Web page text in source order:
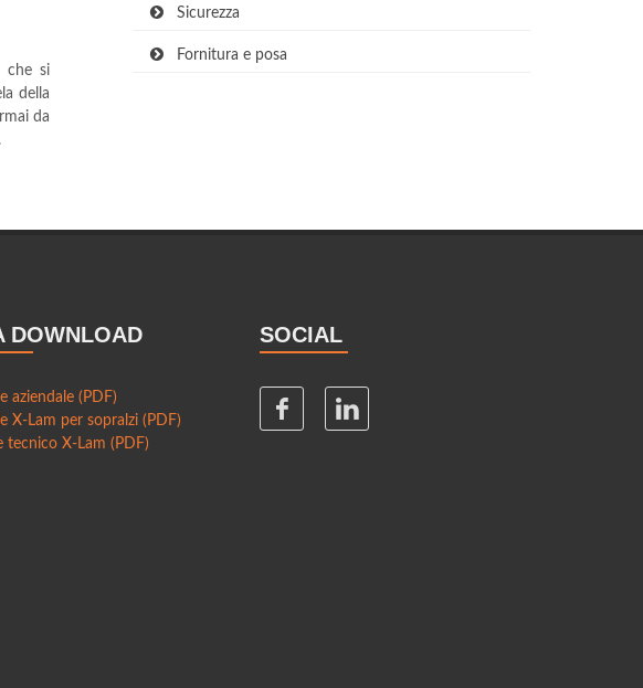
che si
della
da
Sicurezza
Fornitura e posa
DOWNLOAD
aziendale (PDF)
X-Lam per sopralzi (PDF)
tecnico X-Lam (PDF)
SOCIAL